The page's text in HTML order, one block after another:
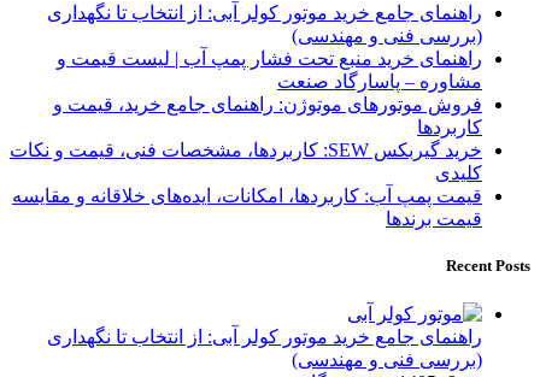
راهنمای جامع خرید موتور کولر آبی: از انتخاب تا نگهداری
(بررسی فنی و مهندسی)
راهنمای خرید منبع تحت فشار پمپ آب | لیست قیمت و
مشاوره – پاسارگاد صنعت
فروش موتورهای موتوژن: راهنمای جامع خرید، قیمت و
کاربردها
خرید گیربکس SEW: کاربردها، مشخصات فنی، قیمت و نکات
کلیدی
قیمت پمپ آب: کاربردها، امکانات، ایده‌های خلاقانه و مقایسه
قیمت برندها
Recent Posts
راهنمای جامع خرید موتور کولر آبی: از انتخاب تا نگهداری
(بررسی فنی و مهندسی)